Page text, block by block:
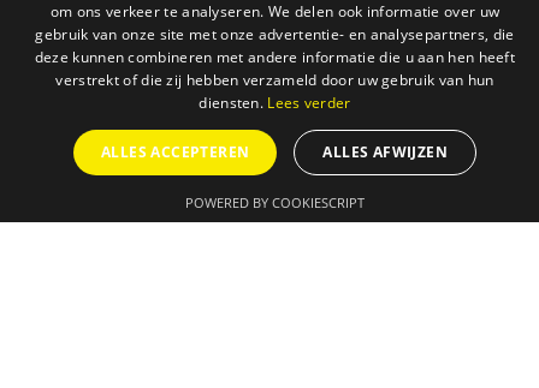
om ons verkeer te analyseren. We delen ook informatie over uw
gebruik van onze site met onze advertentie- en analysepartners, die
deze kunnen combineren met andere informatie die u aan hen heeft
verstrekt of die zij hebben verzameld door uw gebruik van hun
diensten. Lees verder
ALLES ACCEPTEREN ALLES AFWIJZEN
POWERED BY COOKIESCRIPT